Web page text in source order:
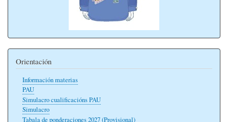
Orientación
Información materias
PAU
Simulacro cualificacións PAU
Simulacro
Tabala de ponderaciones 2027 (Provisional)